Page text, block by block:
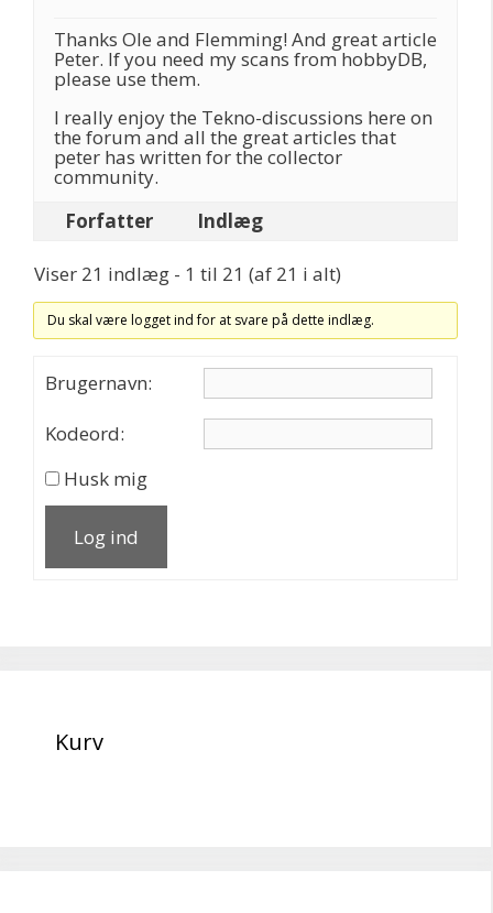
Thanks Ole and Flemming! And great article
Peter. If you need my scans from hobbyDB,
please use them.
I really enjoy the Tekno-discussions here on
the forum and all the great articles that
peter has written for the collector
community.
Forfatter
Indlæg
Viser 21 indlæg - 1 til 21 (af 21 i alt)
Du skal være logget ind for at svare på dette indlæg.
Brugernavn:
Kodeord:
Husk mig
Log ind
Kurv